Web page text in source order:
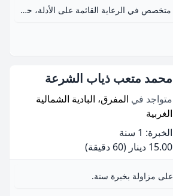
ممرض حديث التخرج، متخصص في الرعاية القائمة على الأدلة، حريص على تعزيز نتائج المرضى.
محمد متعب ذياب الشرعة
متواجد في المفرق، البادية الشمالية
الغربية
الخبرة: 1 سنة
15.00 دينار
(60 دقيقة)
مزاولة بخبرة سنة.